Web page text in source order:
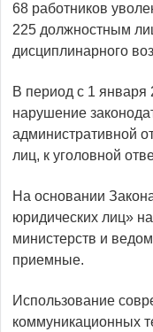
68 работников
225 должностным
дисциплинарного
В период с 1 января
нарушение
административной
лиц, к уголовной
На основании
юридических лиц»
министерств и
приемные.
Использование
коммуникационных